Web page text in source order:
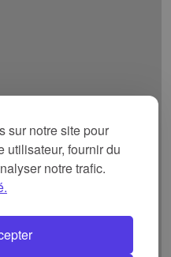
sur notre site pour
utilisateur, fournir du
notre trafic.